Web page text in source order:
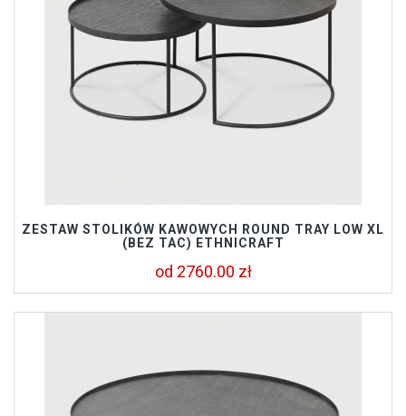
ZESTAW STOLIKÓW KAWOWYCH ROUND TRAY LOW XL
(BEZ TAC) ETHNICRAFT
od 2760.00 zł